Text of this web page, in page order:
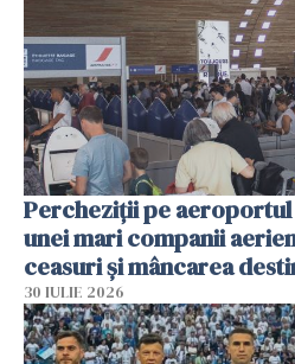
Percheziții pe
unei mari companii
ceasuri și mâncarea
30 IULIE 2026